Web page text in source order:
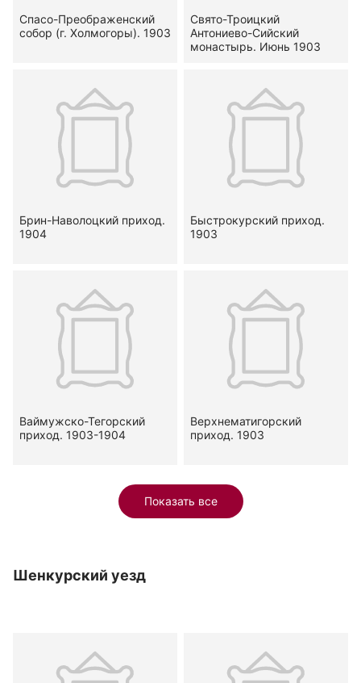
Спасо-Преображенский
собор (г. Холмогоры). 1903
Свято-Троицкий
Антониево-Сийский
монастырь. Июнь 1903
Брин-Наволоцкий приход.
1904
Быстрокурский приход.
1903
Ваймужско-Тегорский
приход. 1903-1904
Верхнематигорский
приход. 1903
Показать все
Шенкурский уезд